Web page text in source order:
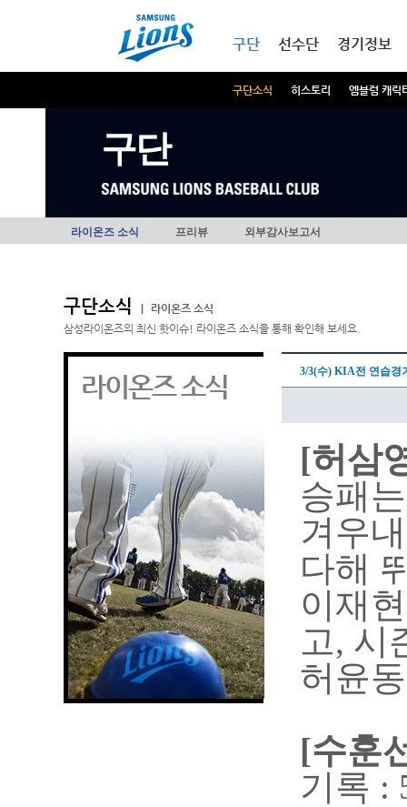
구단
구단소식 히스토리 엠블럼 캐릭
선수단 경기정보
구단
라이온즈 소식 프리뷰 외부감사보고서
구단소식
라이온즈 소식
삼성라이온즈의 최신 핫이슈! 라이온즈 소식을 통해 확인해 보세요.
라이온즈 소식 3/3(수) KIA전 연습경
[허삼
승패
겨우
다해
이재
고, 시
허윤
[수훈
기록 :